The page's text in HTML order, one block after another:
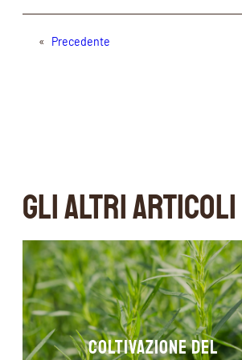
« Precedente
GLI ALTRI ARTICOLI
Coltivazione del